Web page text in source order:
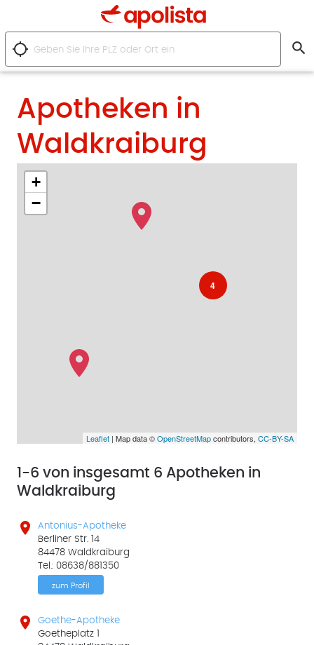
location_searching search
Apotheken in
Waldkraiburg
4
+
−
Leaflet | Map data ©OpenStreetMapcontributors,CC-BY-SA
1-6 von insgesamt 6 Apotheken in
Waldkraiburg

Antonius-Apotheke
Berliner Str. 14
84478 Waldkraiburg
Tel.: 08638/881350
zum Profil

Goethe-Apotheke
Goetheplatz 1